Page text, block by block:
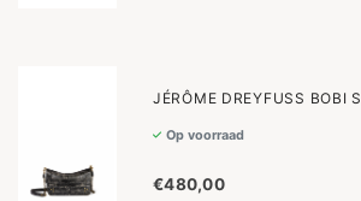
JÉRÔME DREYFUSS BOBI S
Op voorraad
€480,00